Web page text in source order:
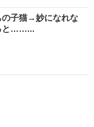
の子猫→妙になれな
と……...